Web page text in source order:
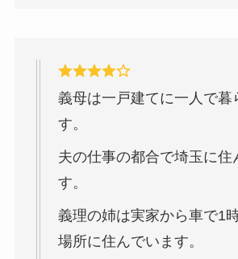
義母は一戸建てに一人で暮
す。
夫の仕事の都合で埼玉に住
す。
義理の姉は実家から車で1
場所に住んでいます。